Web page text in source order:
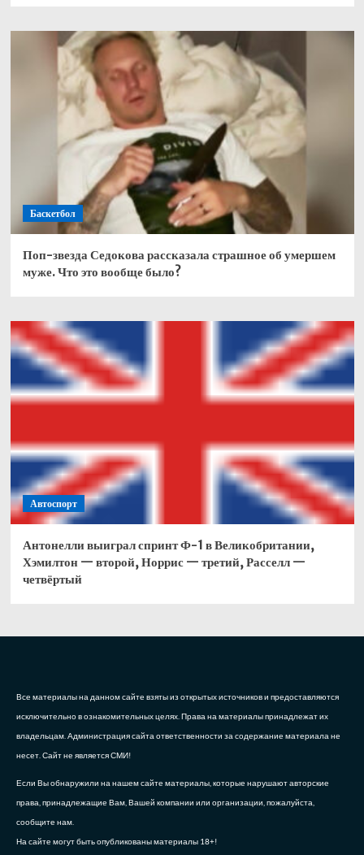
Баскетбол
Поп-звезда Седокова рассказала страшное об умершем
муже. Что это вообще было?
Автоспорт
Антонелли выиграл спринт Ф-1 в Великобритании,
Хэмилтон — второй, Норрис — третий, Расселл —
четвёртый
Все материалы на данном сайте взяты из открытых источников и предоставляются
исключительно в ознакомительных целях. Права на материалы принадлежат их
владельцам. Администрация сайта ответственности за содержание материала не
несет. Сайт не является СМИ!
Если Вы обнаружили на нашем сайте материалы, которые нарушают авторские
права, принадлежащие Вам, Вашей компании или организации, пожалуйста,
сообщите нам.
На сайте могут быть опубликованы материалы 18+!